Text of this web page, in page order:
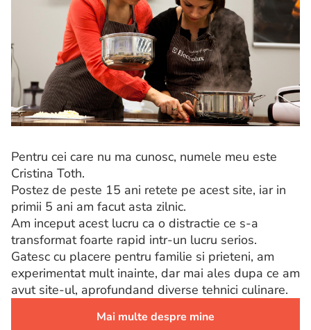
Pentru cei care nu ma cunosc, numele meu este
Cristina Toth.
Postez de peste 15 ani retete pe acest site, iar in
primii 5 ani am facut asta zilnic.
Am inceput acest lucru ca o distractie ce s-a
transformat foarte rapid intr-un lucru serios.
Gatesc cu placere pentru familie si prieteni, am
experimentat mult inainte, dar mai ales dupa ce am
avut site-ul, aprofundand diverse tehnici culinare.
Mai multe despre mine